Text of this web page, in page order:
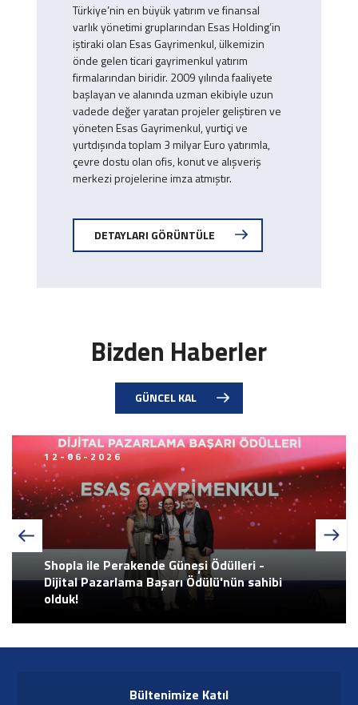
Türkiye’nin en büyük yatırım ve finansal
varlık yönetimi gruplarından Esas Holding’in
iştiraki olan Esas Gayrimenkul, ülkemizin
önde gelen ticari gayrimenkul yatırım
firmalarından biridir. 2009 yılında faaliyete
başlayan ve alanında uzman ekibiyle uzun
vadede değer yaratan projeler geliştiren ve
yöneten Esas Gayrimenkul, yurtiçi ve
yurtdışında toplam 3 milyar Euro yatırımla,
çevre dostu olan ofis, konut ve alışveriş
merkezi projelerine imza atmıştır.
DETAYLARI GÖRÜNTÜLE
Bizden Haberler
GÜNCEL KAL
01-04-2026
Halı Festivali Burda!
Bültenimize Katıl